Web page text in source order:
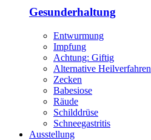
Gesunderhaltung
Entwurmung
Impfung
Achtung: Giftig
Alternative Heilverfahren
Zecken
Babesiose
Räude
Schilddrüse
Schneegastritis
Ausstellung